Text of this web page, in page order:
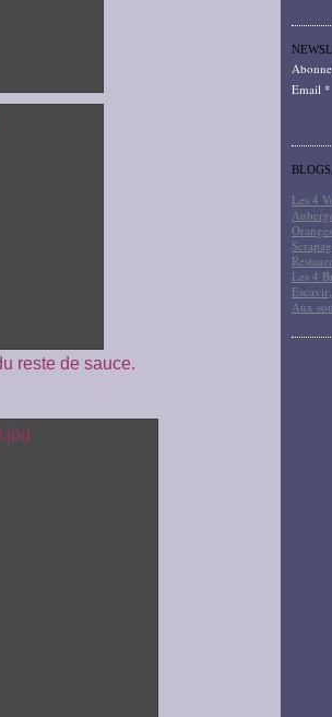
reste de sauce.
Email
Les 4
Les 4
Aux